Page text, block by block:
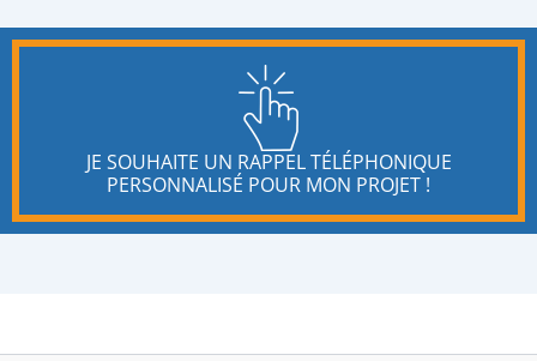
JE SOUHAITE UN RAPPEL TÉLÉPHONIQUE
PERSONNALISÉ POUR MON PROJET !